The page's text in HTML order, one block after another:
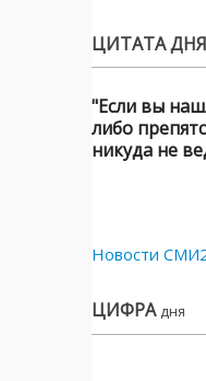
ЦИТАТА ДНЯ
"Если вы
либо
никуда не
Новости
ЦИФРА дня